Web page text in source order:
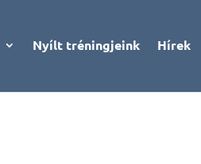
Nyílt tréningjeink Hírek